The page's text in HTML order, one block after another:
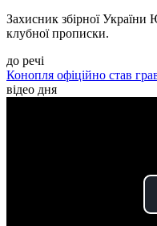
Захисник збірної
клубної прописки.
до речі
Конопля офіційно став
відео дня